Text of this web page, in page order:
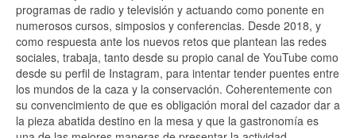
programas de radio y televisión y actuando como ponente en
numerosos cursos, simposios y conferencias. Desde 2018, y
como respuesta ante los nuevos retos que plantean las redes
sociales, trabaja, tanto desde su propio canal de YouTube como
desde su perfil de Instagram, para intentar tender puentes entre
los mundos de la caza y la conservación. Coherentemente con
su convencimiento de que es obligación moral del cazador dar a
la pieza abatida destino en la mesa y que la gastronomía es